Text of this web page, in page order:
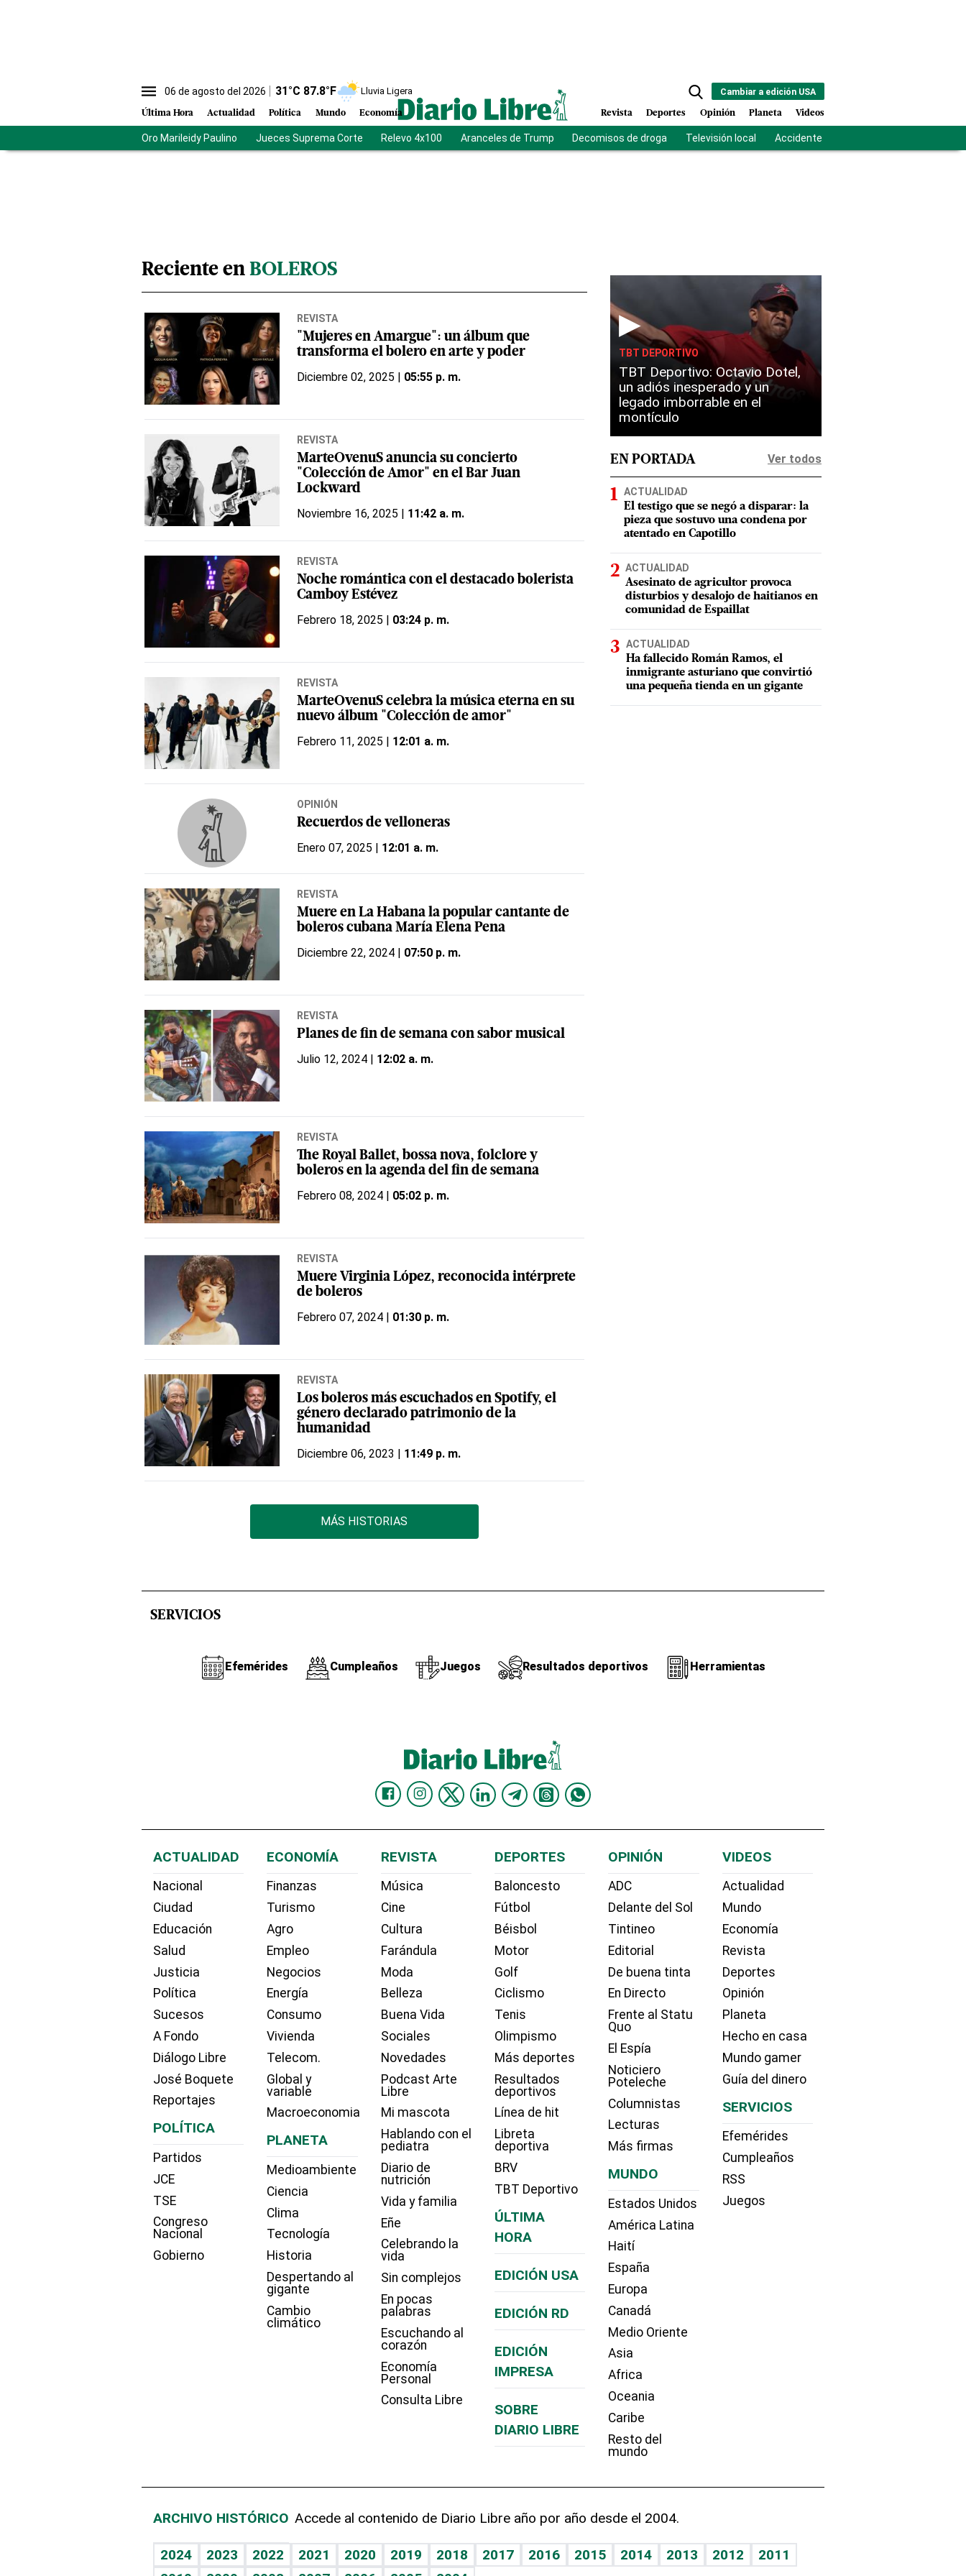
06 de agosto del 2026 31 °C 87.8°F Lluvia Ligera
Última Hora Actualidad Política Mundo Economía
Cambiar a edición USA
Revista Deportes Opinión Planeta Videos
Oro Marileidy Paulino Jueces Suprema Corte Relevo 4x100 Aranceles de Trump Decomisos de droga Televisión local Accidente Los Ríos
Reciente en BOLEROS
REVISTA
"Mujeres en Amargue": un álbum que
transforma el bolero en arte y poder
Diciembre 02, 2025 | 05:55 p. m.
REVISTA
MarteOvenuS anuncia su concierto
"Colección de Amor" en el Bar Juan
Lockward
Noviembre 16, 2025 | 11:42 a. m.
REVISTA
Noche romántica con el destacado bolerista
Camboy Estévez
Febrero 18, 2025 | 03:24 p. m.
REVISTA
MarteOvenuS celebra la música eterna en su
nuevo álbum "Colección de amor"
Febrero 11, 2025 | 12:01 a. m.
OPINIÓN
Recuerdos de velloneras
Enero 07, 2025 | 12:01 a. m.
REVISTA
Muere en La Habana la popular cantante de
boleros cubana María Elena Pena
Diciembre 22, 2024 | 07:50 p. m.
REVISTA
Planes de fin de semana con sabor musical
Julio 12, 2024 | 12:02 a. m.
REVISTA
The Royal Ballet, bossa nova, folclore y
boleros en la agenda del fin de semana
Febrero 08, 2024 | 05:02 p. m.
REVISTA
Muere Virginia López, reconocida intérprete
de boleros
Febrero 07, 2024 | 01:30 p. m.
REVISTA
Los boleros más escuchados en Spotify, el
género declarado patrimonio de la
humanidad
Diciembre 06, 2023 | 11:49 p. m.
MÁS HISTORIAS
▶
TBT DEPORTIVO
TBT Deportivo: Octavio Dotel,
un adiós inesperado y un
legado imborrable en el
montículo
EN PORTADA Ver todos
ACTUALIDAD
El testigo que se negó a disparar: la
pieza que sostuvo una condena por
atentado en Capotillo
ACTUALIDAD
Asesinato de agricultor provoca
disturbios y desalojo de haitianos en
comunidad de Espaillat
ACTUALIDAD
Ha fallecido Román Ramos, el
inmigrante asturiano que convirtió
una pequeña tienda en un gigante
SERVICIOS
Efemérides Cumpleaños Juegos Resultados deportivos Herramientas
ACTUALIDAD
Nacional
Ciudad
Educación
Salud
Justicia
Política
Sucesos
A Fondo
Diálogo Libre
José Boquete
Reportajes
POLÍTICA
Partidos
JCE
TSE
Congreso
Nacional
Gobierno
ECONOMÍA
Finanzas
Turismo
Agro
Empleo
Negocios
Energía
Consumo
Vivienda
Telecom.
Global y
variable
Macroeconomia
PLANETA
Medioambiente
Ciencia
Clima
Tecnología
Historia
Despertando al
gigante
Cambio
climático
REVISTA
Música
Cine
Cultura
Farándula
Moda
Belleza
Buena Vida
Sociales
Novedades
Podcast Arte
Libre
Mi mascota
Hablando con el
pediatra
Diario de
nutrición
Vida y familia
Eñe
Celebrando la
vida
Sin complejos
En pocas
palabras
Escuchando al
corazón
Economía
Personal
Consulta Libre
DEPORTES
Baloncesto
Fútbol
Béisbol
Motor
Golf
Ciclismo
Tenis
Olimpismo
Más deportes
Resultados
deportivos
Línea de hit
Libreta
deportiva
BRV
TBT Deportivo
ÚLTIMA
HORA
EDICIÓN USA
EDICIÓN RD
EDICIÓN
IMPRESA
SOBRE
DIARIO LIBRE
OPINIÓN
ADC
Delante del Sol
Tintineo
Editorial
De buena tinta
En Directo
Frente al Statu
Quo
El Espía
Noticiero
Poteleche
Columnistas
Lecturas
Más firmas
MUNDO
Estados Unidos
América Latina
Haití
España
Europa
Canadá
Medio Oriente
Asia
Africa
Oceania
Caribe
Resto del
mundo
VIDEOS
Actualidad
Mundo
Economía
Revista
Deportes
Opinión
Planeta
Hecho en casa
Mundo gamer
Guía del dinero
SERVICIOS
Efemérides
Cumpleaños
RSS
Juegos
ARCHIVO HISTÓRICO Accede al contenido de Diario Libre año por año desde el 2004.
2024 2023 2022 2021 2020 2019 2018 2017 2016 2015 2014 2013 2012
2011